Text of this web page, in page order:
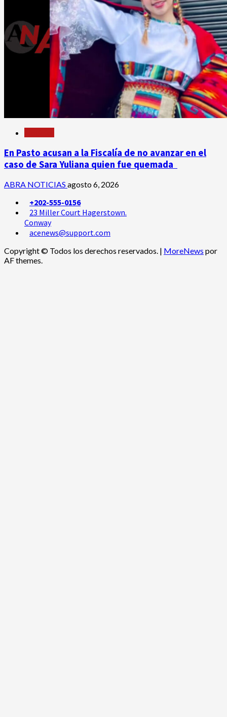
En Pasto acusan a la Fiscalía de no avanzar en el
caso de Sara Yuliana quien fue quemada
ABRA NOTICIAS agosto 6, 2026
+202-555-0156
23 Miller Court Hagerstown.
Conway
acenews@support.com
Copyright © Todos los derechos reservados. | MoreNews por
AF themes.